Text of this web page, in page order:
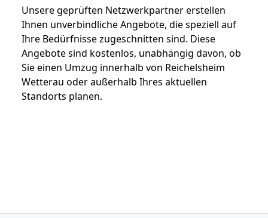
Unsere geprüften Netzwerkpartner erstellen
Ihnen unverbindliche Angebote, die speziell auf
Ihre Bedürfnisse zugeschnitten sind. Diese
Angebote sind kostenlos, unabhängig davon, ob
Sie einen Umzug innerhalb von Reichelsheim
Wetterau oder außerhalb Ihres aktuellen
Standorts planen.